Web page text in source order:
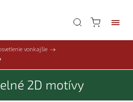
vonkajšie /
2D motívy